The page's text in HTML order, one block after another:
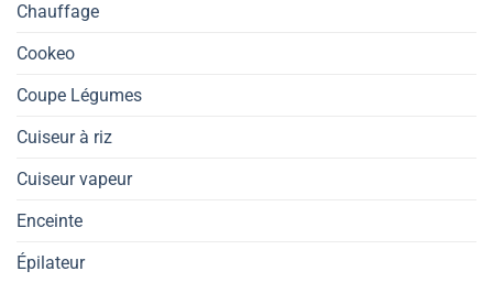
Chauffage
Cookeo
Coupe Légumes
Cuiseur à riz
Cuiseur vapeur
Enceinte
Épilateur